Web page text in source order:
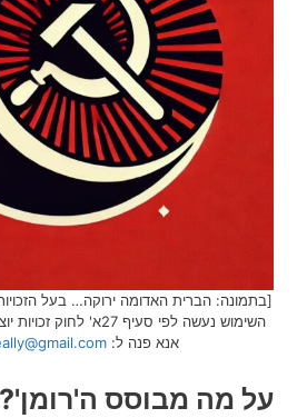
[בתמונה: הברית האדומה ירוקה… בעל
השימוש נעשה לפי סעיף
אנא פנה ל:
על מה מבוסס ה'רומן'?